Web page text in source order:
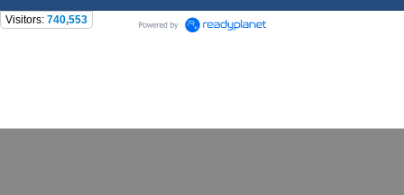
Visitors: 740,553